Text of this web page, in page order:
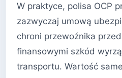
W praktyce, polisa OCP
zazwyczaj umową
chroni przewoźnika
finansowymi szkód
transportu. Wartość